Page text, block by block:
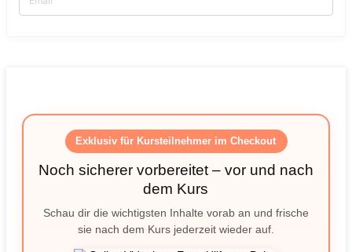
Exklusiv für Kursteilnehmer im Checkout
Noch sicherer vorbereitet – vor und nach
dem Kurs
Schau dir die wichtigsten Inhalte vorab an und frische
sie nach dem Kurs jederzeit wieder auf.